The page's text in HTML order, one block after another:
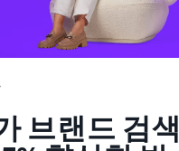
브랜드 검색